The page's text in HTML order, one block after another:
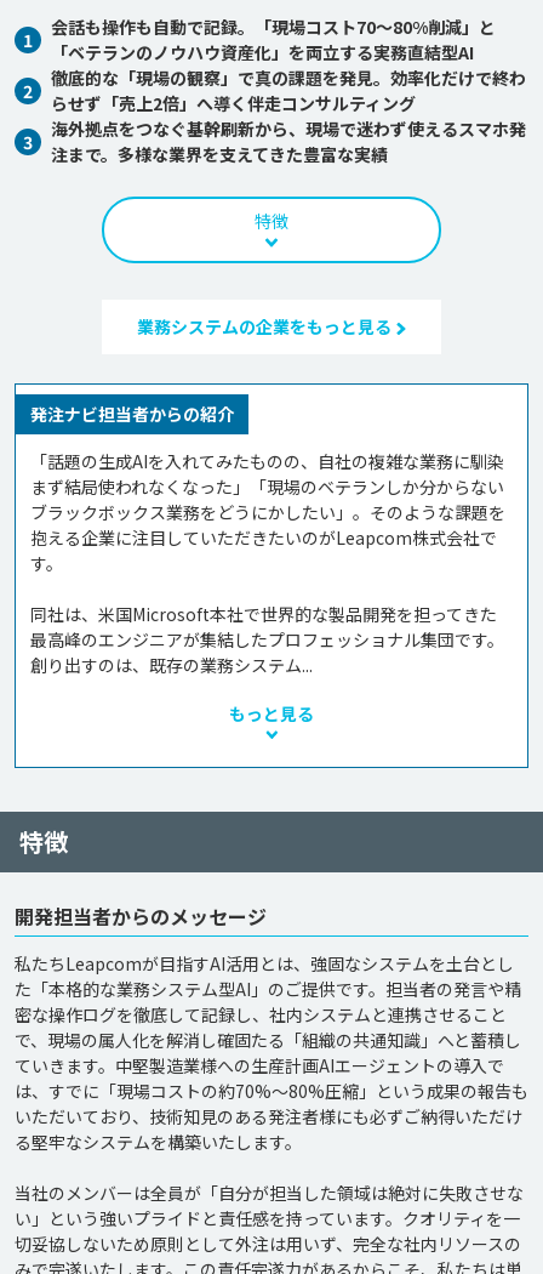
1
会話も操作も自動で記録。「現場コスト70〜80%削減」と
「ベテランのノウハウ資産化」を両立する実務直結型AI
2
徹底的な「現場の観察」で真の課題を発見。効率化だけで終わ
らせず「売上2倍」へ導く伴走コンサルティング
3
海外拠点をつなぐ基幹刷新から、現場で迷わず使えるスマホ発
注まで。多様な業界を支えてきた豊富な実績
特徴
業務システムの企業をもっと見る
発注ナビ担当者からの紹介
「話題の生成AIを入れてみたものの、自社の複雑な業務に馴染
まず結局使われなくなった」「現場のベテランしか分からない
ブラックボックス業務をどうにかしたい」。そのような課題を
抱える企業に注目していただきたいのがLeapcom株式会社で
す。
同社は、米国Microsoft本社で世界的な製品開発を担ってきた
最高峰のエンジニアが集結したプロフェッショナル集団です。
創り出すのは、既存の業務システム...
もっと見る
特徴
開発担当者からのメッセージ
私たちLeapcomが目指すAI活用とは、強固なシステムを土台とし
た「本格的な業務システム型AI」のご提供です。担当者の発言や精
密な操作ログを徹底して記録し、社内システムと連携させること
で、現場の属人化を解消し確固たる「組織の共通知識」へと蓄積し
ていきます。中堅製造業様への生産計画AIエージェントの導入で
は、すでに「現場コストの約70%〜80%圧縮」という成果の報告も
いただいており、技術知見のある発注者様にも必ずご納得いただけ
る堅牢なシステムを構築いたします。
当社のメンバーは全員が「自分が担当した領域は絶対に失敗させな
い」という強いプライドと責任感を持っています。クオリティを一
切妥協しないため原則として外注は用いず、完全な社内リソースの
みで完遂いたします。この責任完遂力があるからこそ、私たちは単